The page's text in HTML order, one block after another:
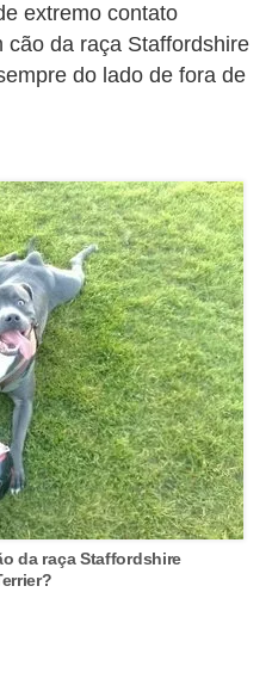
extremo contato
cão da raça Staffordshire
do lado de fora de
da raça Staffordshire